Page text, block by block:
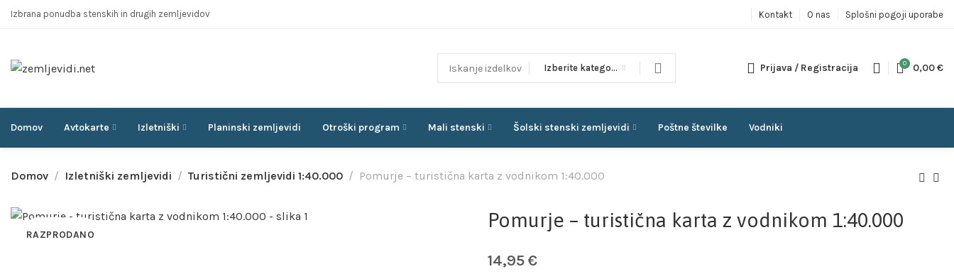
Izbrana ponudba stenskih in drugih zemljevidov Kontakt O nas Splošni pogoji uporabe
Izberite kategorijo Prijava / Registracija 0 0,00€
Domov Avtokarte Izletniški Planinski zemljevidi Otroški program Mali stenski Šolski stenski zemljevidi Poštne številke Vodniki
Domov Izletniški zemljevidi Turistični zemljevidi 1:40.000 Pomurje – turistična karta z vodnikom 1:40.000
RAZPRODANO
Pomurje – turistična karta z vodnikom 1:40.000
14,95€